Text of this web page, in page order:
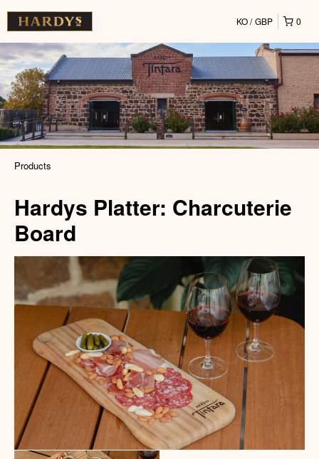
0
KO GBP
Products
Hardys Platter: Charcuterie
Board